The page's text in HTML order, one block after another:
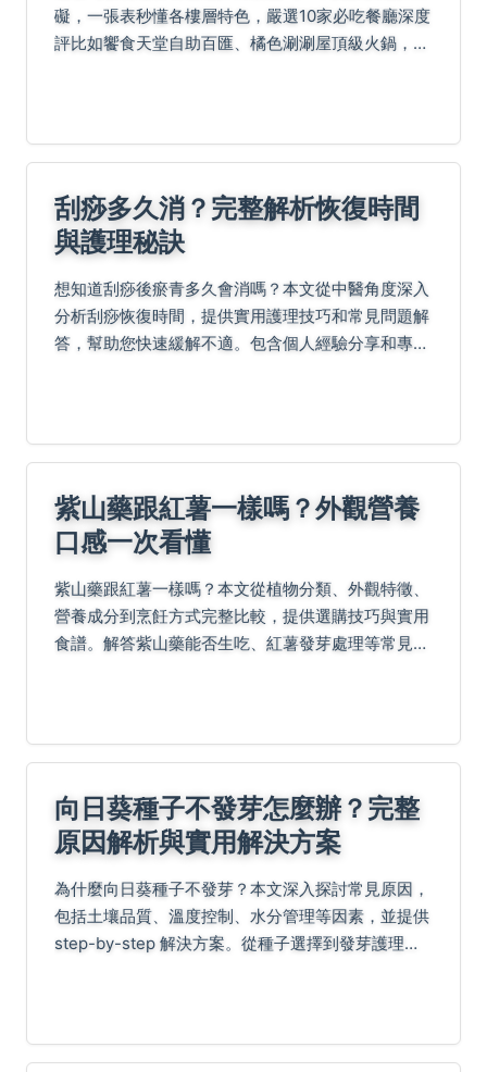
礙，一張表秒懂各樓層特色，嚴選10家必吃餐廳深度
評比如饗食天堂自助百匯、橘色涮涮屋頂級火鍋，並
刮痧多久消？完整解析恢復時間
與護理秘訣
想知道刮痧後瘀青多久會消嗎？本文從中醫角度深入
分析刮痧恢復時間，提供實用護理技巧和常見問題解
答，幫助您快速緩解不適。包含個人經驗分享和專業
紫山藥跟紅薯一樣嗎？外觀營養
口感一次看懂
紫山藥跟紅薯一樣嗎？本文從植物分類、外觀特徵、
營養成分到烹飪方式完整比較，提供選購技巧與實用
食譜。解答紫山藥能否生吃、紅薯發芽處理等常見問
向日葵種子不發芽怎麼辦？完整
原因解析與實用解決方案
為什麼向日葵種子不發芽？本文深入探討常見原因，
包括土壤品質、溫度控制、水分管理等因素，並提供
step-by-step 解決方案。從種子選擇到發芽護理，